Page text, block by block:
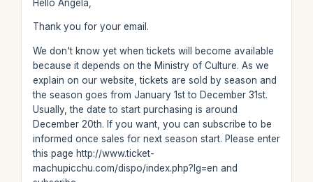
Hello Angela,
Thank you for your email.
We don't know yet when tickets will become available
because it depends on the Ministry of Culture. As we
explain on our website, tickets are sold by season and
the season goes from January 1st to December 31st.
Usually, the date to start purchasing is around
December 20th. If you want, you can subscribe to be
informed once sales for next season start. Please enter
this page http://www.ticket-
machupicchu.com/dispo/index.php?lg=en and